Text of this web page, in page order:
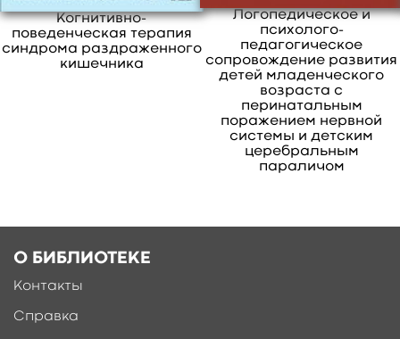
свернуть
Когнитивно-
поведенческая терапия
синдрома раздраженного
кишечника
Логопедическое и
психолого-
педагогическое
сопровождение развития
детей младенческого
возраста с
перинатальным
поражением нервной
системы и детским
церебральным
параличом
О БИБЛИОТЕКЕ
Контакты
Справка